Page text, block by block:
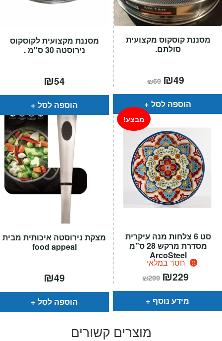
מסננת מקצועית לקוסקוס
נירוסטה 30 ס"מ .
₪54
הוספה לסל
מסננת קוסקוס מקצועית
סולתם.
₪69 המחיר
המקורי
היה:
₪69.
₪49
הוא:
הוספה לסל
מצקת נירוסטה איכותית מבית
food appeal
₪49
הוספה לסל
סט 6 צלחות מנה עיקרית
מסדרת מרקש 28 ס"מ
ArcoSteel
חסר במלאי
מבצע!
₪299 המחיר
המקורי
היה:
₪299.
₪229
הוא:
מידע נוסף
מוצרים קשורים